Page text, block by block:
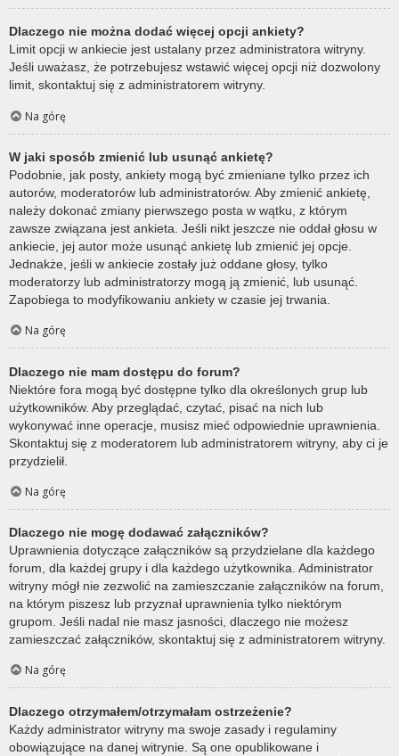
Dlaczego nie można dodać więcej opcji ankiety?
Limit opcji w ankiecie jest ustalany przez administratora witryny.
Jeśli uważasz, że potrzebujesz wstawić więcej opcji niż dozwolony
limit, skontaktuj się z administratorem witryny.
Na górę
W jaki sposób zmienić lub usunąć ankietę?
Podobnie, jak posty, ankiety mogą być zmieniane tylko przez ich
autorów, moderatorów lub administratorów. Aby zmienić ankietę,
należy dokonać zmiany pierwszego posta w wątku, z którym
zawsze związana jest ankieta. Jeśli nikt jeszcze nie oddał głosu w
ankiecie, jej autor może usunąć ankietę lub zmienić jej opcje.
Jednakże, jeśli w ankiecie zostały już oddane głosy, tylko
moderatorzy lub administratorzy mogą ją zmienić, lub usunąć.
Zapobiega to modyfikowaniu ankiety w czasie jej trwania.
Na górę
Dlaczego nie mam dostępu do forum?
Niektóre fora mogą być dostępne tylko dla określonych grup lub
użytkowników. Aby przeglądać, czytać, pisać na nich lub
wykonywać inne operacje, musisz mieć odpowiednie uprawnienia.
Skontaktuj się z moderatorem lub administratorem witryny, aby ci je
przydzielił.
Na górę
Dlaczego nie mogę dodawać załączników?
Uprawnienia dotyczące załączników są przydzielane dla każdego
forum, dla każdej grupy i dla każdego użytkownika. Administrator
witryny mógł nie zezwolić na zamieszczanie załączników na forum,
na którym piszesz lub przyznał uprawnienia tylko niektórym
grupom. Jeśli nadal nie masz jasności, dlaczego nie możesz
zamieszczać załączników, skontaktuj się z administratorem witryny.
Na górę
Dlaczego otrzymałem/otrzymałam ostrzeżenie?
Każdy administrator witryny ma swoje zasady i regulaminy
obowiązujące na danej witrynie. Są one opublikowane i